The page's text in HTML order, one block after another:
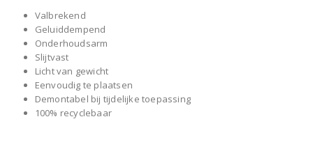
Valbrekend
Geluiddempend
Onderhoudsarm
Slijtvast
Licht van gewicht
Eenvoudig te plaatsen
Demontabel bij tijdelijke toepassing
100% recyclebaar